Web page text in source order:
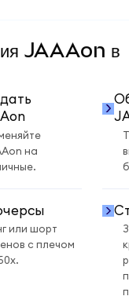
JAAAon в
на
или шорт
с плечом